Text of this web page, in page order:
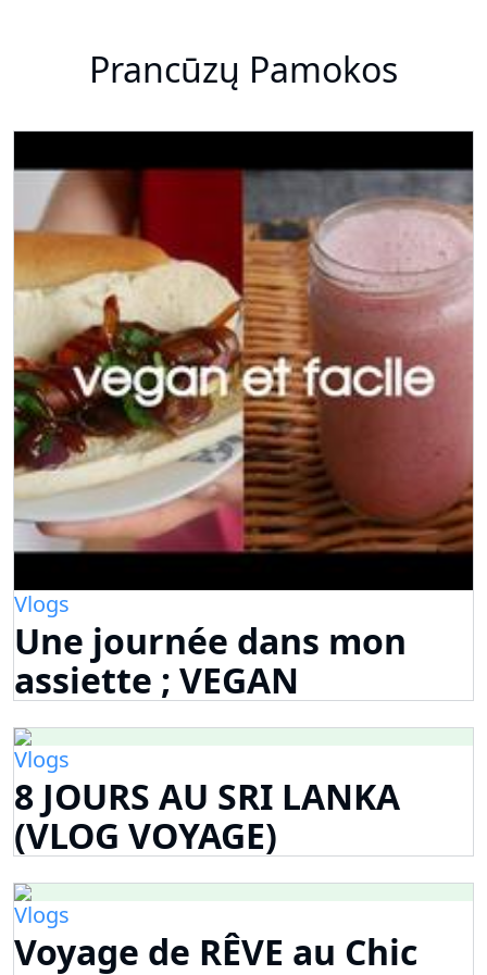
Prancūzų Pamokos
Vlogs
Une journée dans mon
assiette ; VEGAN
Vlogs
8 JOURS AU SRI LANKA
(VLOG VOYAGE)
Vlogs
Voyage de RÊVE au Chic